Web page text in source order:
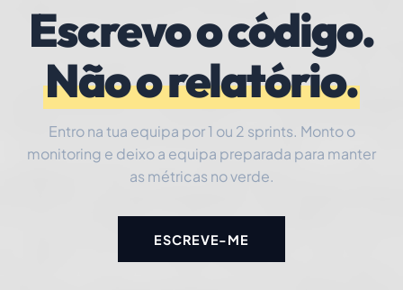
Escrevo o código.
Não o relatório.
Entro na tua equipa por 1 ou 2 sprints. Monto o
monitoring e deixo a equipa preparada para manter
as métricas no verde.
ESCREVE-ME